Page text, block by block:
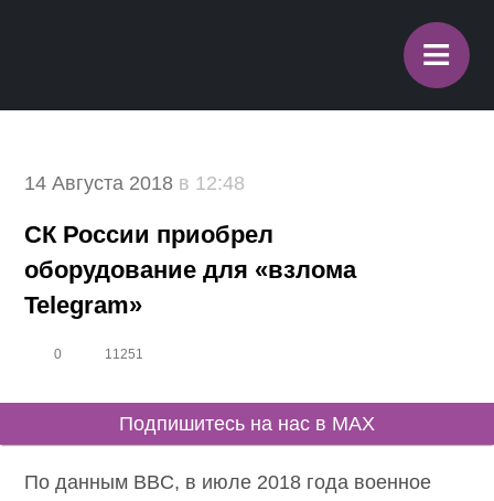
≡
14 Августа 2018 в 12:48
СК России приобрел
оборудование для «взлома
Telegram»
0 11251
Подпишитесь на нас в MAX
По данным BBC, в июле 2018 года военное